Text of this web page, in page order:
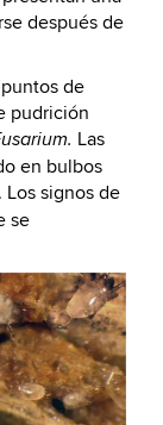
después de
de
pudrición
Las
en bulbos
signos de
se